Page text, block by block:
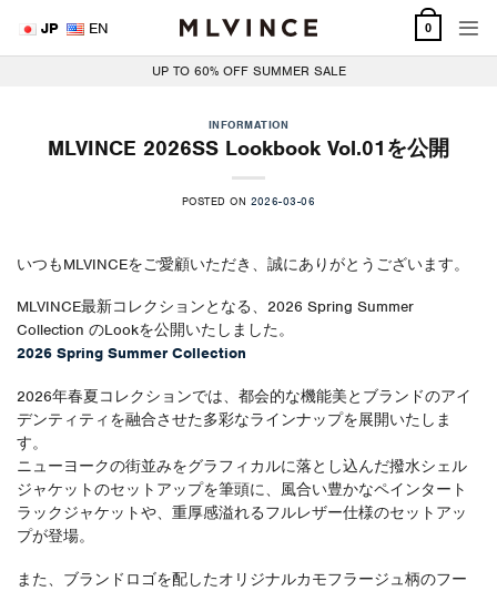
content
JP EN 0
UP TO 60% OFF SUMMER SALE
INFORMATION
MLVINCE 2026SS Lookbook Vol.01を公開
POSTED ON 2026-03-06
いつもMLVINCEをご愛顧いただき、誠にありがとうございます。
MLVINCE最新コレクションとなる、2026 Spring Summer
Collection のLookを公開いたしました。
2026 Spring Summer Collection
2026年春夏コレクションでは、都会的な機能美とブランドのアイ
デンティティを融合させた多彩なラインナップを展開いたしま
す。
ニューヨークの街並みをグラフィカルに落とし込んだ撥水シェル
ジャケットのセットアップを筆頭に、風合い豊かなペインタート
ラックジャケットや、重厚感溢れるフルレザー仕様のセットアッ
プが登場。
また、ブランドロゴを配したオリジナルカモフラージュ柄のフー